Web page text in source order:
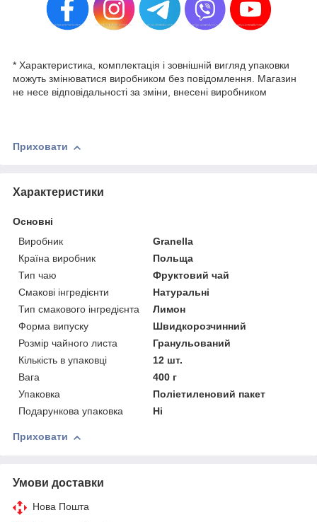
* Характеристика, комплектація і зовнішній вигляд упаковки
можуть змінюватися виробником без повідомлення. Магазин
не несе відповідальності за зміни, внесені виробником
Приховати
Характеристики
Основні
Виробник
Granella
Країна виробник
Польща
Тип чаю
Фруктовий чай
Смакові інгредієнти
Натуральні
Тип смакового інгредієнта
Лимон
Форма випуску
Швидкорозчинний
Розмір чайного листа
Гранульований
Кількість в упаковці
12 шт.
Вага
400 г
Упаковка
Поліетиленовий пакет
Подарункова упаковка
Ні
Приховати
Умови доставки
Нова Пошта